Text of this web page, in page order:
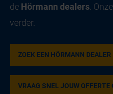
de Hörmann dealers .
verder.
ZOEK EEN HÖRMANN DEALER
VRAAG SNEL JOUW OFFERTE